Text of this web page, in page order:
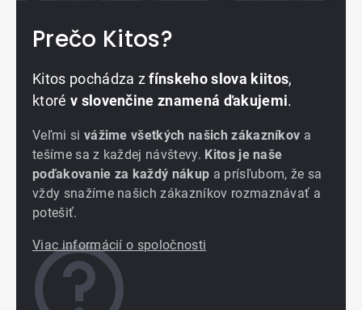
Prečo Kitos?
Kitos pochádza zfínskeho slova kiitos,
ktoré v slovenčine znamená ďakujemi.
Veľmi si vážime všetkých našich zákazníkov a
tešíme sa z každej návštevy. Kitos je naše
poďakovanie za každý nákup a prísľubom, že sa
vždy snažíme našich zákazníkov rozmaznávať a
potešiť.
Viac informácií o spoločnosti